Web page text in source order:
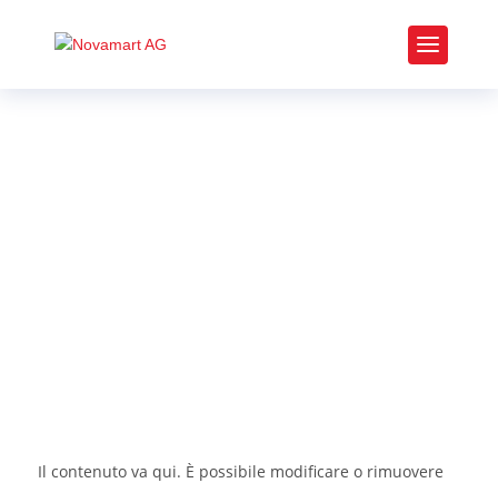
Il contenuto va qui. È possibile modificare o rimuovere